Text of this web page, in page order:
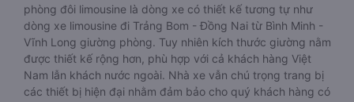
phòng đôi limousine là dòng xe có thiết kế tương tự như
dòng xe limousine đi Trảng Bom - Đồng Nai từ Bình Minh -
Vĩnh Long giường phòng. Tuy nhiên kích thước giường nằm
được thiết kế rộng hơn, phù hợp với cả khách hàng Việt
Nam lẫn khách nước ngoài. Nhà xe vẫn chú trọng trang bị
các thiết bị hiện đại nhằm đảm bảo cho quý khách hàng có